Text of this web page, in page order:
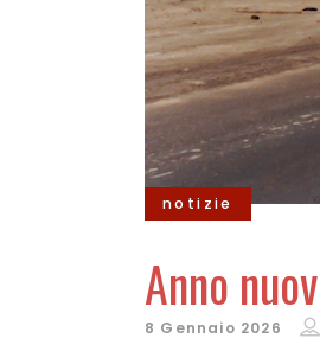
notizie
Anno
8 Gennaio 2026